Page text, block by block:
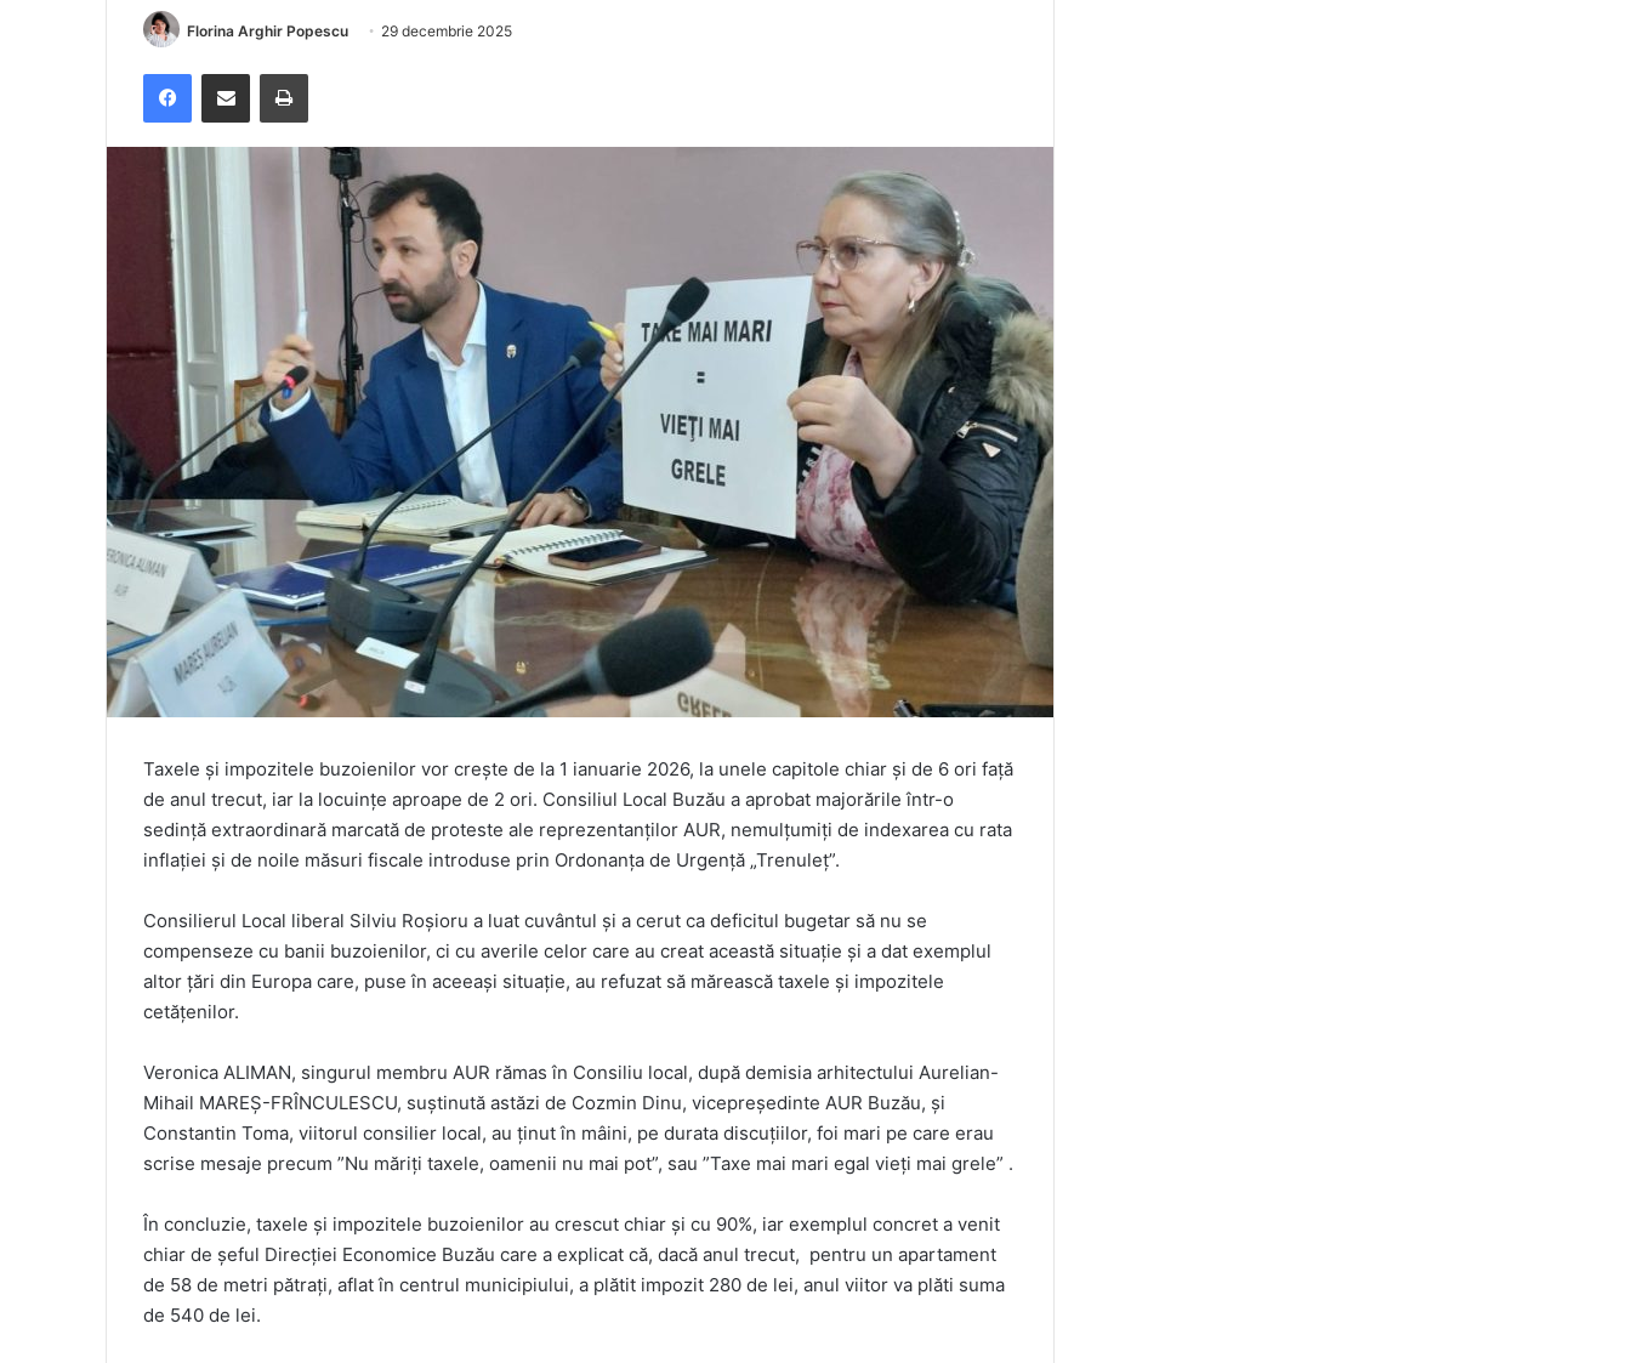
Florina Arghir Popescu 29 decembrie 2025
FacebookDistribuie prin e-mail Imprimare
Taxele și impozitele buzoienilor vor crește de la 1 ianuarie 2026, la unele capitole chiar și de 6 ori față
de anul trecut, iar la locuințe aproape de 2 ori. Consiliul Local Buzău a aprobat majorările într-o
sedință extraordinară marcată de proteste ale reprezentanților AUR, nemulțumiți de indexarea cu rata
inflației și de noile măsuri fiscale introduse prin Ordonanța de Urgență „Trenuleț”.
Consilierul Local liberal Silviu Roșioru a luat cuvântul și a cerut ca deficitul bugetar să nu se
compenseze cu banii buzoienilor, ci cu averile celor care au creat această situație și a dat exemplul
altor țări din Europa care, puse în aceeași situație, au refuzat să mărească taxele și impozitele
cetățenilor.
Veronica ALIMAN, singurul membru AUR rămas în Consiliu local, după demisia arhitectului Aurelian-
Mihail MAREȘ-FRÎNCULESCU, suștinută astăzi de Cozmin Dinu, vicepreședinte AUR Buzău, și
Constantin Toma, viitorul consilier local, au ținut în mâini, pe durata discuțiilor, foi mari pe care erau
scrise mesaje precum ”Nu măriți taxele, oamenii nu mai pot”, sau ”Taxe mai mari egal vieți mai grele” .
În concluzie, taxele și impozitele buzoienilor au crescut chiar și cu 90%, iar exemplul concret a venit
chiar de șeful Direcției Economice Buzău care a explicat că, dacă anul trecut, pentru un apartament
de 58 de metri pătrați, aflat în centrul municipiului, a plătit impozit 280 de lei, anul viitor va plăti suma
de 540 de lei.